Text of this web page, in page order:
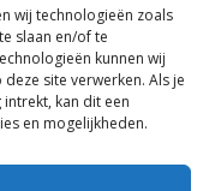
wij technologieën zoals
slaan en/of te
kunnen wij
site verwerken. Als je
kan dit een
en mogelijkheden.